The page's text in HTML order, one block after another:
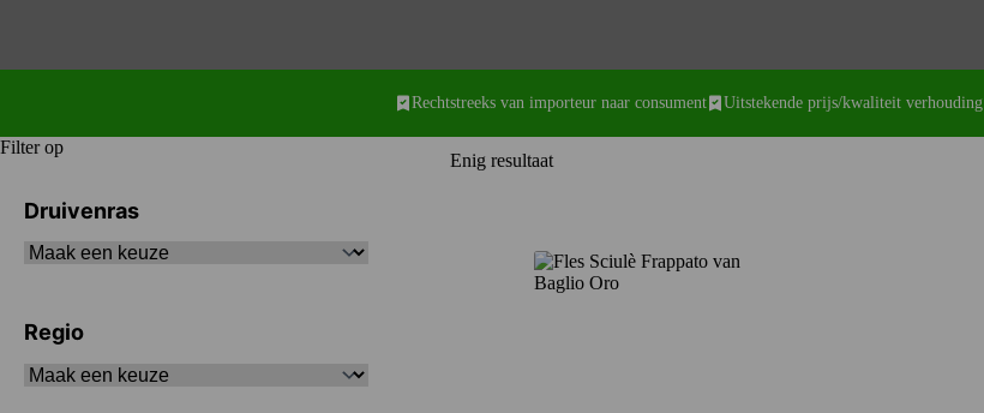
Rechtstreeks van importeur naar consument Uitstekende prijs/kwaliteit verhouding
Enig resultaat
Filter op
Druivenras
Regio